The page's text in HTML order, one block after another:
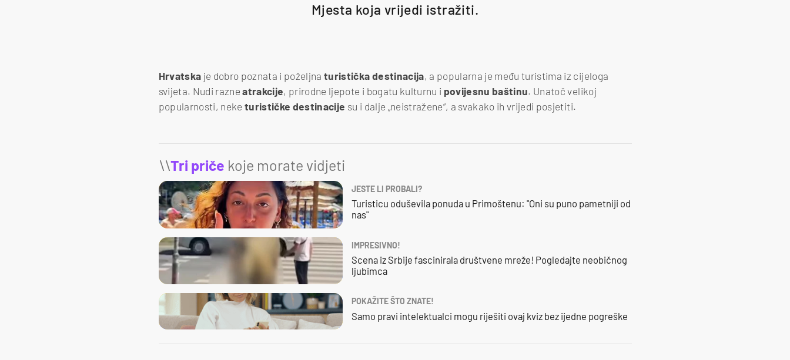
Mjesta koja vrijedi istražiti.
Hrvatska je dobro poznata i poželjnaturistička destinacija, a popularna je među turistima iz cijeloga
svijeta. Nudi razneatrakcije, prirodne ljepote i bogatu kulturnu i povijesnu baštinu. Unatoč velikoj
popularnosti, neke turističke destinacije su i dalje „neistražene“, a svakako ih vrijedi posjetiti.
\\Tri priče koje morate vidjeti
JESTE LI PROBALI?
Turisticu oduševila ponuda u Primoštenu: "Oni su puno pametniji od
nas"
IMPRESIVNO!
Scena iz Srbije fascinirala društvene mreže! Pogledajte neobičnog
ljubimca
POKAŽITE ŠTO ZNATE!
Samo pravi intelektualci mogu riješiti ovaj kviz bez ijedne pogreške